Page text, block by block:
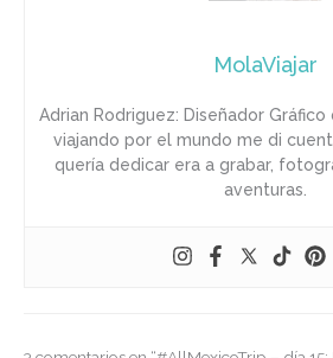
MolaViajar
Adrian Rodriguez: Diseñador
viajando por el mundo me di
quería dedicar era a grabar,
aventuras.